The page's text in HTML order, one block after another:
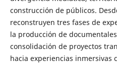
construcción de públicos.
reconstruyen tres fases de
la producción de
consolidación de proyectos
hacia experiencias inmersivas